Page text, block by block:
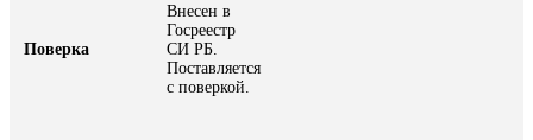
Поверка
Внесен в
Госреестр
СИ РБ.
Поставляется
с поверкой.